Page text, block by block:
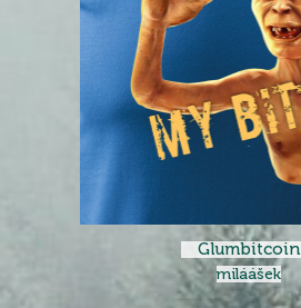
Glumbitcoin
miláášek